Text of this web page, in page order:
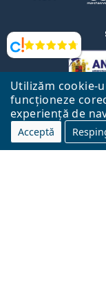
Utilizăm cookie-
funcționeze
experiență de
Acceptă
Opinii